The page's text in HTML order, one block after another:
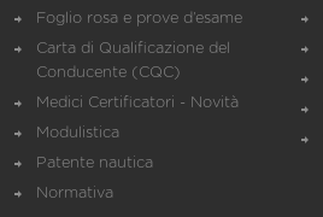
Foglio rosa e prove d’esame
Carta di Qualificazione del
Conducente (CQC)
Medici Certificatori - Novità
Modulistica
Patente nautica
Normativa